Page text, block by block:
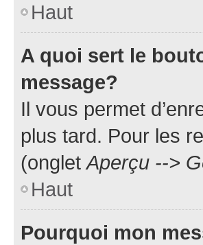
Haut
A quoi sert le
message?
Il vous permet
plus tard. Pour les
(ongletAperçu -->
Haut
Pourquoi mon